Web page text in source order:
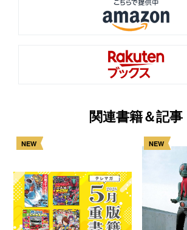
関連書籍＆記事
NEW NEW